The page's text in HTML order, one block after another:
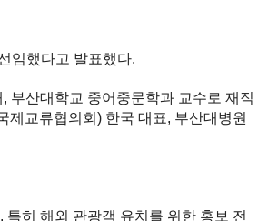
임했다고 발표했다.
부산대학교 중어중문학과 교수로 재직
교류협의회) 한국 대표, 부산대병원
히 해외 관광객 유치를 위한 홍보 전